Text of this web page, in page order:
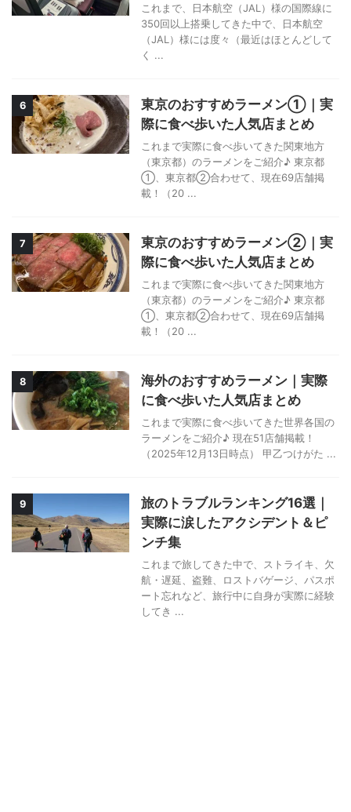
これまで、日本航空（JAL）様の国際線に
350回以上搭乗してきた中で、日本航空
（JAL）様には度々（最近はほとんどして
く ...
6
東京のおすすめラーメン①｜実
際に食べ歩いた人気店まとめ
これまで実際に食べ歩いてきた関東地方
（東京都）のラーメンをご紹介♪ 東京都
①、東京都②合わせて、現在69店舗掲
載！（20 ...
7
東京のおすすめラーメン②｜実
際に食べ歩いた人気店まとめ
これまで実際に食べ歩いてきた関東地方
（東京都）のラーメンをご紹介♪ 東京都
①、東京都②合わせて、現在69店舗掲
載！（20 ...
8
海外のおすすめラーメン｜実際
に食べ歩いた人気店まとめ
これまで実際に食べ歩いてきた世界各国の
ラーメンをご紹介♪ 現在51店舗掲載！
（2025年12月13日時点） 甲乙つけがた ...
9
旅のトラブルランキング16選｜
実際に涙したアクシデント＆ピ
ンチ集
これまで旅してきた中で、ストライキ、欠
航・遅延、盗難、ロストバゲージ、パスポ
ート忘れなど、旅行中に自身が実際に経験
してき ...